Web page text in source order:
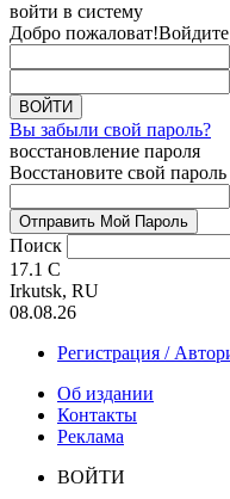
войти в систему
Добро пожаловат!Войдите
Вы забыли свой пароль?
восстановление пароля
Восстановите свой пароль
Поиск
17.1 C
Irkutsk, RU
08.08.26
Регистрация /
Об издании
Контакты
Реклама
ВОЙТИ